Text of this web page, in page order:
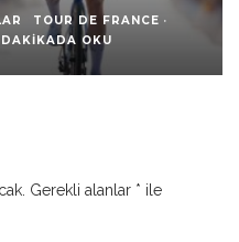
DE FRANCE ·
OKU
Gerekli alanlar * ile